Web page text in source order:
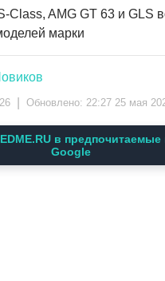
Class, AMG GT 63 и GLS
марки
Обновлено: 22:27 25 мая
в предпочитаемые
Google